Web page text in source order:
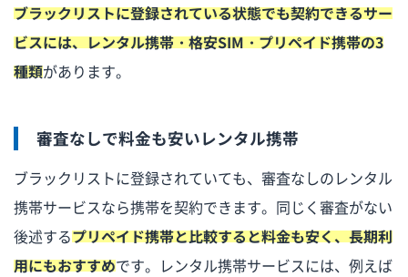
ブラックリストに登録されている状態でも契約できるサー
ビスには、レンタル携帯・格安SIM・プリペイド携帯の3
種類があります。
審査なしで料金も安いレンタル携帯
ブラックリストに登録されていても、審査なしのレンタル
携帯サービスなら携帯を契約できます。同じく審査がない
後述するプリペイド携帯と比較すると料金も安く、長期利
用にもおすすめです。レンタル携帯サービスには、例えば